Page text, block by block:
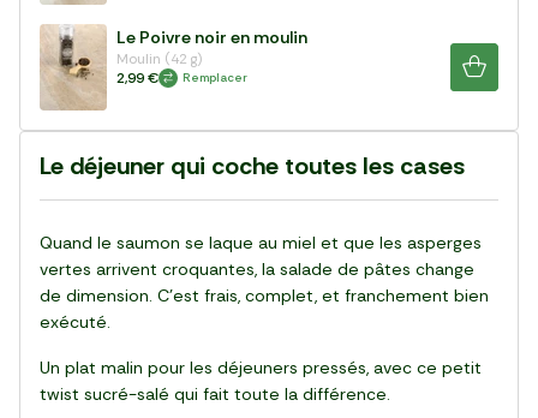
Le Poivre noir en moulin
Moulin (42 g)
2,99 €
Remplacer
Le déjeuner qui coche toutes les cases
Quand le saumon se laque au miel et que les asperges
vertes arrivent croquantes, la salade de pâtes change
de dimension. C’est frais, complet, et franchement bien
exécuté.
Un plat malin pour les déjeuners pressés, avec ce petit
twist sucré-salé qui fait toute la différence.